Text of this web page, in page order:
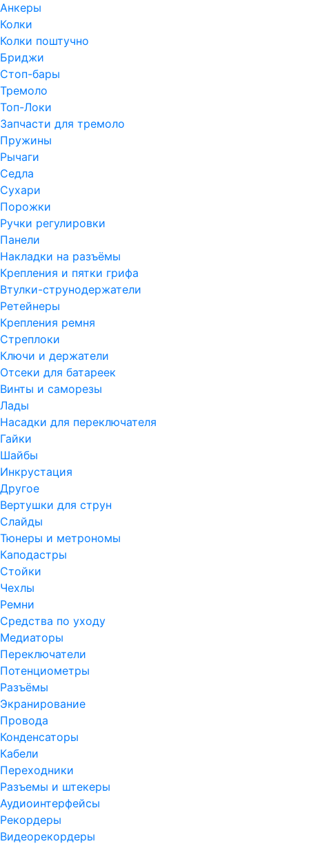
Анкеры
Колки
Колки поштучно
Бриджи
Стоп-бары
Тремоло
Топ-Локи
Запчасти для тремоло
Пружины
Рычаги
Седла
Сухари
Порожки
Ручки регулировки
Панели
Накладки на разъёмы
Крепления и пятки грифа
Втулки-струнодержатели
Ретейнеры
Крепления ремня
Стреплоки
Ключи и держатели
Отсеки для батареек
Винты и саморезы
Лады
Насадки для переключателя
Гайки
Шайбы
Инкрустация
Другое
Вертушки для струн
Слайды
Тюнеры и метрономы
Каподастры
Стойки
Чехлы
Ремни
Средства по уходу
Медиаторы
Переключатели
Потенциометры
Разъёмы
Экранирование
Провода
Конденсаторы
Кабели
Переходники
Разъемы и штекеры
Аудиоинтерфейсы
Рекордеры
Видеорекордеры